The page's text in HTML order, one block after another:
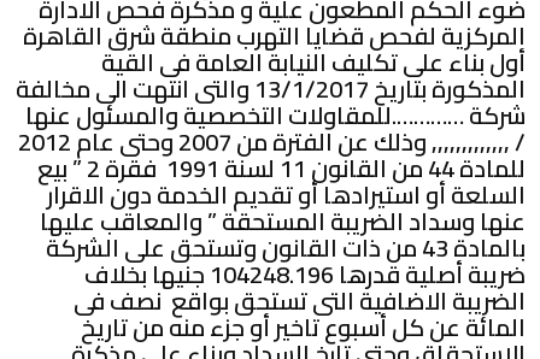
ضوء الحكم المطعون علية و مذكرة فحص الادارة
المركزية لفحص قضايا التهرب منطقة شرق القاهرة
أول بناء على تكليف النيابة العامة فى القية
المذكورة بتاريخ 13/1/2017 والتى انتهت الى مخالفة
شركة ………….للمقاولات التخصصية والمسئول عنها
/ ,,,,,,,,,,,,, وذلك عن الفترة من 2007 وحتى عام 2012
للمادة 44 من القانون 11 لسنة 1991 فقرة 2 ” بيع
السلعة أو استيرادها أو تقديم الخدمة دون الاقرار
عنها وسداد الضريبة المستحقة ” والمعاقب عليها
بالمادة 43 من ذات القانون وتستحق على الشركة
ضريبة أصلية قدرها 104248.196 جنيها بخلاف
الضريبة الاضافية التى تستحق بواقع نصف فى
المائة عن كل أسبوع تاخير أو جزء منه من تاريخ